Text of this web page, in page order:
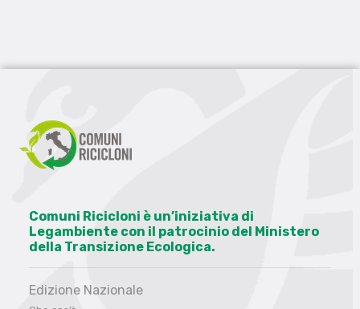
Comuni Ricicloni è un’iniziativa di
Legambiente con il patrocinio del Ministero
della Transizione Ecologica.
Edizione Nazionale